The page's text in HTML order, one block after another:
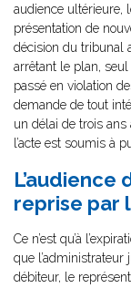
audience ultérieure,
présentation de
décision du tribunal
arrêtant le plan,
passé en violation
demande de tout
un délai de trois ans
l’acte est soumis à
L’audience
reprise par
Ce n’est qu’à
que
débiteur, le